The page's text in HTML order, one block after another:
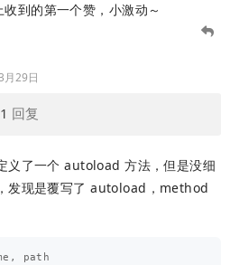
到的第一个赞，小激动～
月29日
回复
义了一个 autoload 方法，但是没细
发现是覆写了 autoload，method
, path